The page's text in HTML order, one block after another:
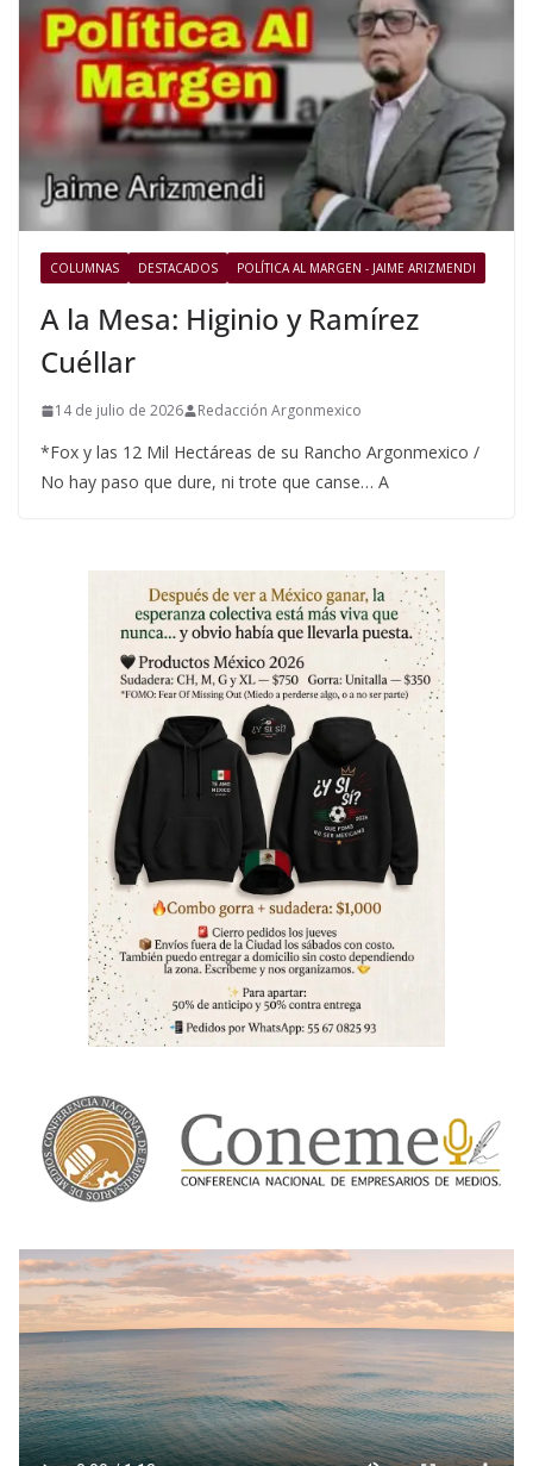
COLUMNAS DESTACADOS POLÍTICA AL MARGEN - JAIME ARIZMENDI
A la Mesa: Higinio y Ramírez
Cuéllar
14 de julio de 2026 Redacción Argonmexico
*Fox y las 12 Mil Hectáreas de su Rancho Argonmexico /
No hay paso que dure, ni trote que canse… A